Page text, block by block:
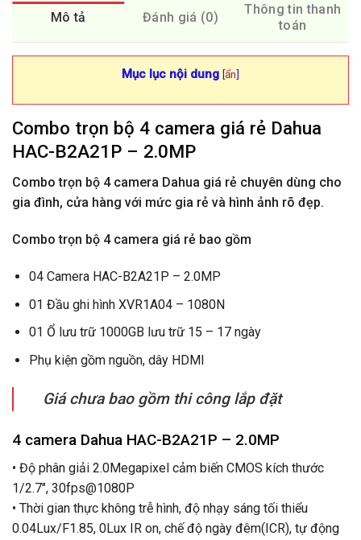
Mô tả Đánh giá (0)
Thông tin thanh
toán
Mục lục nội dung [ẩn]
Combo trọn bộ 4 camera giá rẻ Dahua
HAC-B2A21P – 2.0MP
Combo trọn bộ 4 camera Dahua giá rẻ chuyên dùng cho
gia đình, cửa hàng với mức gia rẻ và hình ảnh rõ đẹp.
Combo trọn bộ 4 camera giá rẻ bao gồm
04 Camera HAC-B2A21P – 2.0MP
01 Đầu ghi hình XVR1A04 – 1080N
01 Ổ lưu trữ 1000GB lưu trữ 15 – 17 ngày
Phụ kiện gồm nguồn, dây HDMI
Giá chưa bao gồm thi công lắp đặt
4 camera Dahua HAC-B2A21P – 2.0MP
• Độ phân giải 2.0Megapixel cảm biến CMOS kích thước
1/2.7″, 30fps@1080P
• Thời gian thực không trễ hình, độ nhạy sáng tối thiểu
0.04Lux/F1.85, 0Lux IR on, chế độ ngày đêm(ICR), tự động